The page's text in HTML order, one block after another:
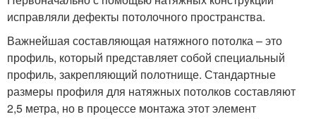
исправляли дефекты потолочного пространства.
Важнейшая составляющая натяжного потолка – это
профиль, который представляет собой специальный
профиль, закрепляющий полотнище. Стандартные
размеры профиля для натяжных потолков составляют
2,5 метра, но в процессе монтажа этот элемент